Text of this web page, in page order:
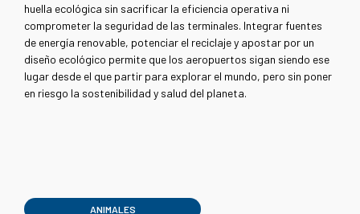
huella ecológica sin sacrificar la eficiencia operativa ni
comprometer la seguridad de las terminales. Integrar fuentes
de energía renovable, potenciar el reciclaje y apostar por un
diseño ecológico permite que los aeropuertos sigan siendo ese
lugar desde el que partir para explorar el mundo, pero sin poner
en riesgo la sostenibilidad y salud del planeta.
ANIMALES